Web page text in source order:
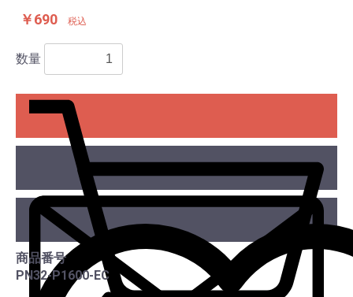
￥690 税込
数量
商品番号
PN32-P1600-EC